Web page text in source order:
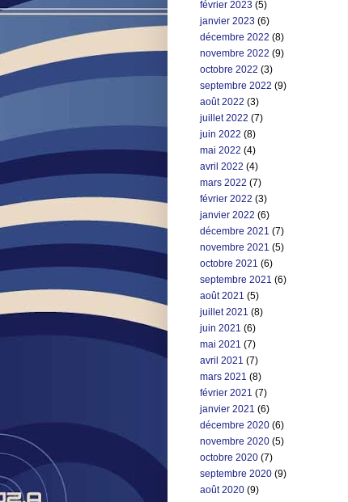
février 2023 (5)
janvier 2023 (6)
décembre 2022 (8)
novembre 2022 (9)
octobre 2022 (3)
septembre 2022 (9)
août 2022 (3)
juillet 2022 (7)
juin 2022 (8)
mai 2022 (4)
avril 2022 (4)
mars 2022 (7)
février 2022 (3)
janvier 2022 (6)
décembre 2021 (7)
novembre 2021 (5)
octobre 2021 (6)
septembre 2021 (6)
août 2021 (5)
juillet 2021 (8)
juin 2021 (6)
mai 2021 (7)
avril 2021 (7)
mars 2021 (8)
février 2021 (7)
janvier 2021 (6)
décembre 2020 (6)
novembre 2020 (5)
octobre 2020 (7)
septembre 2020 (9)
août 2020 (9)